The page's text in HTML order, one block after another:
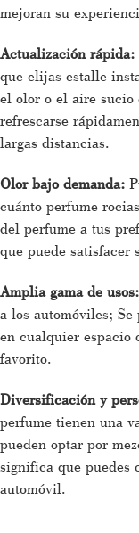
mejoran su
Actualización rápida:
que elijas estalle
el olor o el aire sucio
refrescarse
largas distancias.
Olor bajo demanda:
cuánto perfume
del perfume a tus
que puede satisfacer
Amplia gama de usos:
a los automóviles;
en cualquier espacio
favorito.
Diversificación y
perfume tienen una
pueden optar por
significa que puedes
automóvil.